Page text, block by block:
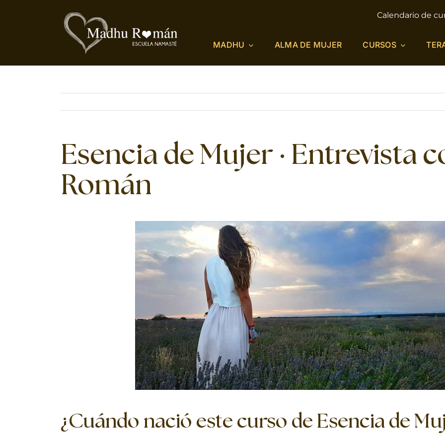
Calendario de
MADHU ALMA DE MUJER CURSOS
Esencia de Mujer · Entrevista
Román
¿Cuándo nació este curso de Esencia de